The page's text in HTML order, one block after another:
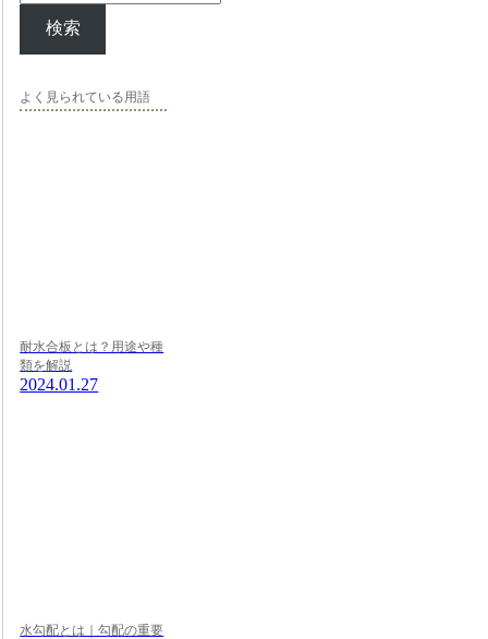
検索
よく見られている用語
耐水合板とは？用途や種
類を解説
2024.01.27
水勾配とは｜勾配の重要